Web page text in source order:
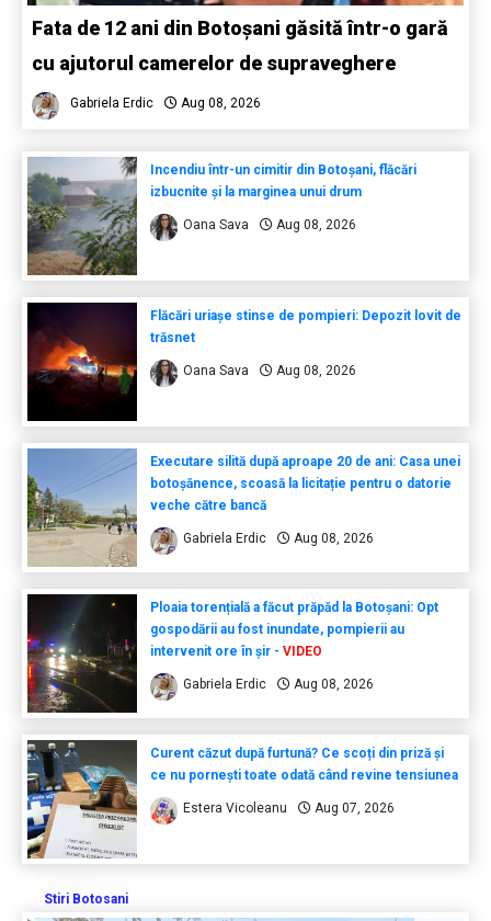
Fata de 12 ani din Botoșani găsită într-o gară
cu ajutorul camerelor de supraveghere
Gabriela Erdic Aug 08, 2026
Incendiu într-un cimitir din Botoșani, flăcări
izbucnite și la marginea unui drum
Oana Sava Aug 08, 2026
Flăcări uriașe stinse de pompieri: Depozit lovit de
trăsnet
Oana Sava Aug 08, 2026
Executare silită după aproape 20 de ani: Casa unei
botoșănence, scoasă la licitație pentru o datorie
veche către bancă
Gabriela Erdic Aug 08, 2026
Ploaia torențială a făcut prăpăd la Botoșani: Opt
gospodării au fost inundate, pompierii au
intervenit ore în șir - VIDEO
Gabriela Erdic Aug 08, 2026
Curent căzut după furtună? Ce scoți din priză și
ce nu pornești toate odată când revine tensiunea
Estera Vicoleanu Aug 07, 2026
Stiri Botosani